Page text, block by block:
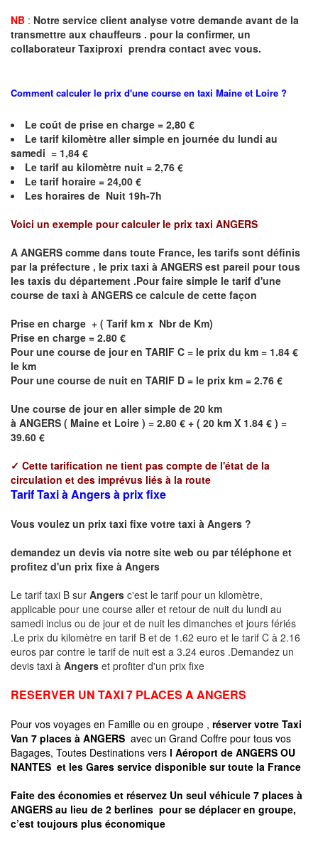
NB : Notre service client analyse votre demande avant de la
transmettre aux chauffeurs . pour la confirmer, un
collaborateur Taxiproxi prendra contact avec vous.
Comment calculer le prix d'une course en taxi Maine et Loire ?
Le coût de prise en charge = 2,80 €
Le tarif kilomètre aller simple en journée du lundi au
samedi = 1,84 €
Le tarif au kilomètre nuit = 2,76 €
Le tarif horaire = 24,00 €
Les horaires de Nuit 19h-7h
Voici un exemple pour calculer le prix taxi ANGERS
A ANGERS comme dans toute France, les tarifs sont définis
par la préfecture , le prix taxi à ANGERS est pareil pour tous
les taxis du département .Pour faire simple le tarif d'une
course de taxi à ANGERS ce calcule de cette façon
Prise en charge + ( Tarif km x Nbr de Km)
Prise en charge = 2.80 €
Pour une course de jour en TARIF C = le prix du km = 1.84 €
le km
Pour une course de nuit en TARIF D = le prix km = 2.76 €
Une course de jour en aller simple de 20 km
à ANGERS ( Maine et Loire ) = 2.80 € + ( 20 km X 1.84 € ) =
39.60 €
✓ Cette tarification ne tient pas compte de l'état de la
circulation et des imprévus liés à la route
Tarif Taxi à Angers à prix fixe
Vous voulez un prix taxi fixe votre taxi à Angers ?
demandez un devis via notre site web ou par téléphone et
profitez d'un prix fixe à Angers
Le tarif taxi B sur Angers c'est le tarif pour un kilomètre,
applicable pour une course aller et retour de nuit du lundi au
samedi inclus ou de jour et de nuit les dimanches et jours fériés
.Le prix du kilomètre en tarif B et de 1.62 euro et le tarif C à 2.16
euros par contre le tarif de nuit est a 3.24 euros .Demandez un
devis taxi à Angers et profiter d'un prix fixe
RESERVER UN TAXI 7 PLACES A ANGERS
Pour vos voyages en Famille ou en groupe , réserver votre Taxi
Van 7 places à ANGERS avec un Grand Coffre pour tous vos
Bagages, Toutes Destinations vers l Aéroport de ANGERS OU
NANTES et les Gares service disponible sur toute la France
Faite des économies et réservez Un seul véhicule 7 places à
ANGERS au lieu de 2 berlines pour se déplacer en groupe,
c’est toujours plus économique